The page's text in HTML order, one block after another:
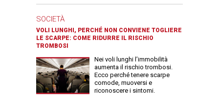
SOCIETÀ
VOLI LUNGHI, PERCHÉ NON CONVIENE TOGLIERE
LE SCARPE: COME RIDURRE IL RISCHIO
TROMBOSI
Nei voli lunghi l’immobilità
aumenta il rischio trombosi.
Ecco perché tenere scarpe
comode, muoversi e
riconoscere i sintomi.